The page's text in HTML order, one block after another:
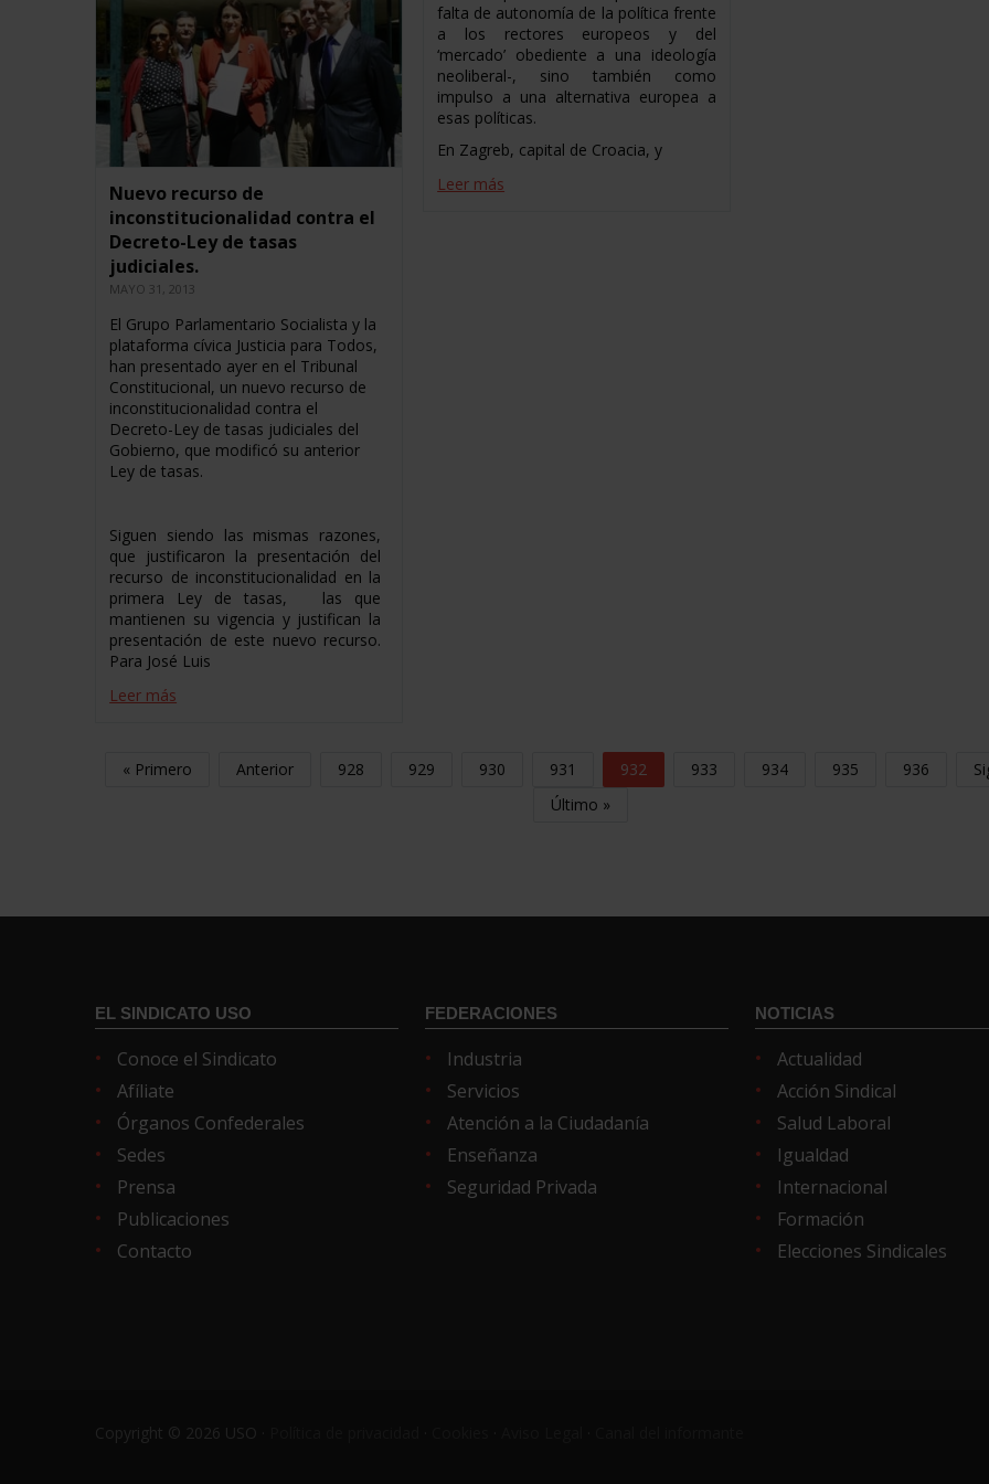
falta de autonomía de la política frente
a los rectores europeos y del
‘mercado’ obediente a una ideología
neoliberal-, sino también como
impulso a una alternativa europea a
esas políticas.
En Zagreb, capital de Croacia, y
Leer más
Nuevo recurso de
inconstitucionalidad contra el
Decreto-Ley de tasas
judiciales.
MAYO 31, 2013
El Grupo Parlamentario Socialista y la
plataforma cívica Justicia para Todos,
han presentado ayer en el Tribunal
Constitucional, un nuevo recurso de
inconstitucionalidad contra el
Decreto-Ley de tasas judiciales del
Gobierno, que modificó su anterior
Ley de tasas.
Siguen siendo las mismas razones,
que justificaron la presentación del
recurso de inconstitucionalidad en la
primera Ley de tasas, las que
mantienen su vigencia y justifican la
presentación de este nuevo recurso.
Para José Luis
Leer más
« Primero Anterior 928 929 930 931 932 933 934 935 936
Último »
EL SINDICATO USO
Conoce el Sindicato
Afíliate
Órganos Confederales
Sedes
Prensa
Publicaciones
Contacto
FEDERACIONES
Industria
Servicios
Atención a la Ciudadanía
Enseñanza
Seguridad Privada
NOTICIAS
Actualidad
Acción Sindical
Salud Laboral
Igualdad
Internacional
Formación
Elecciones Sindicales
Copyright © 2026 USO ·